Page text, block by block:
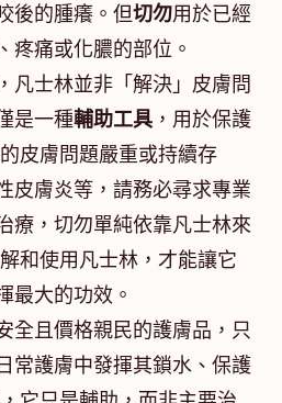
後的腫癢。但切勿用於已經
疼痛或化膿的部位。
凡士林並非「解決」皮膚問
是一種輔助工具 ，用於保護
皮膚問題嚴重或持續存
皮膚炎等，請務必尋求專業
療，切勿單純依靠凡士林來
和使用凡士林，才能讓它
最大的功效。
全且價格親民的護膚品，只
常護膚中發揮其鎖水、保護